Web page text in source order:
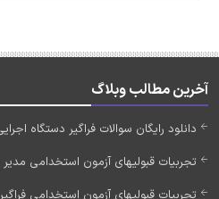
آخرین مطالب وبلاگ
دانلود رایگان سوالات فراگیر دستگاه
تجربیات قبولیهای آزمون استخدامی